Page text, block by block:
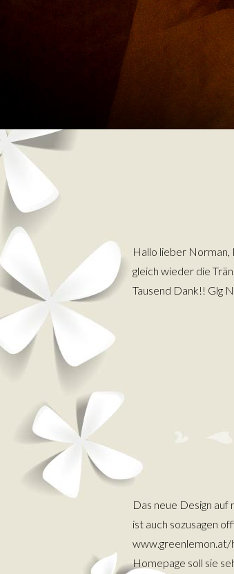
Hallo lieber
gleich wieder die
Tausend Dank!!
Das neue Design auf
ist auch sozusagen
www.greenlemon.at/
Homepage soll sie